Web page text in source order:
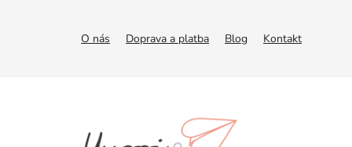
O nás Doprava a platba Blog Kontakt